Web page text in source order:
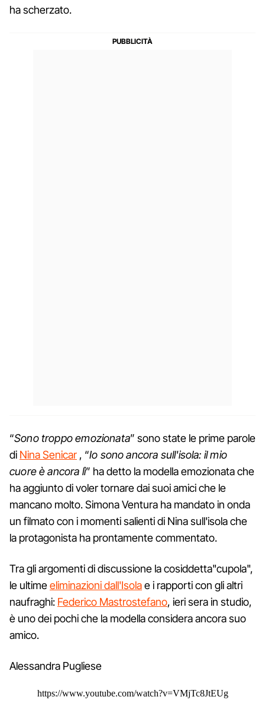
ha scherzato.
“Sono troppo emozionata” sono state le prime parole
di Nina Senicar , “Io sono ancora sull'isola: il mio
cuore è ancora lì” ha detto la modella emozionata che
ha aggiunto di voler tornare dai suoi amici che le
mancano molto. Simona Ventura ha mandato in onda
un filmato con i momenti salienti di Nina sull'isola che
la protagonista ha prontamente commentato.
Tra gli argomenti di discussione la cosiddetta"cupola",
le ultimeeliminazioni dall'Isolae i rapporti con gli altri
naufraghi: Federico Mastrostefano, ieri sera in studio,
è uno dei pochi che la modella considera ancora suo
amico.
Alessandra Pugliese
https://www.youtube.com/watch?v=VMjTc8JtEUg